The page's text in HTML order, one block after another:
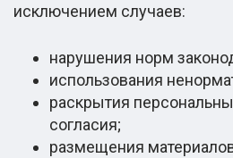
исключением случаев:
нарушения норм
использования
раскрытия
согласия;
размещения